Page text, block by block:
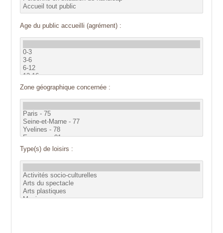
Age du public accueilli (agrément) :
Zone géographique concernée :
Type(s) de loisirs :